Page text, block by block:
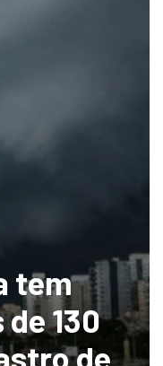
tem
130
de